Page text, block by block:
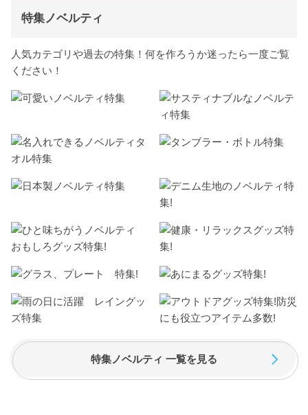
特集ノベルティ
人気カテゴリや過去の特集！何を作ろうか迷ったら一度ご覧
ください！
特集ノベルティ 一覧を見る